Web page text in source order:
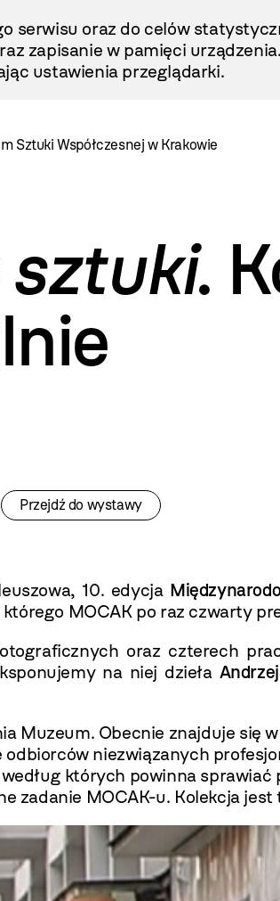
serwisu oraz do celów
zapisanie w pamięci urządzenia.
ustawienia przeglądarki.
Sztuki Współczesnej w Krakowie
.
Przejdź do wystawy
10. edycja
MOCAK po raz czwarty
oraz czterech
na niej dzieła
Muzeum. Obecnie znajduje się
niezwiązanych
których powinna
zadanie MOCAK-u. Kolekcja